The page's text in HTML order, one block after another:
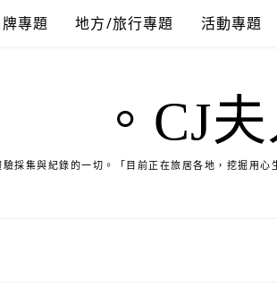
專題 地方/旅行專題 活動專題
。CJ
採集與紀錄的一切。「目前正在旅居各地，挖掘用心